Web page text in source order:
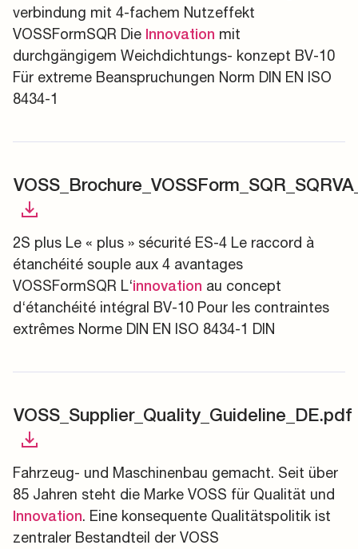
verbindung mit 4-fachem Nutzeffekt
VOSSFormSQR Die Innovation mit
durchgängigem Weichdichtungs- konzept BV-10
Für extreme Beanspruchungen Norm DIN EN ISO
8434-1
2S plus Le « plus » sécurité ES-4 Le raccord à
étanchéité souple aux 4 avantages
VOSSFormSQR L‘innovation au concept
d‘étanchéité intégral BV-10 Pour les contraintes
extrêmes Norme DIN EN ISO 8434-1 DIN
VOSS_Supplier_Quality_Guideline_DE.pdf
Fahrzeug- und Maschinenbau gemacht. Seit über
85 Jahren steht die Marke VOSS für Qualität und
Innovation. Eine konsequente Qualitätspolitik ist
zentraler Bestandteil der VOSS